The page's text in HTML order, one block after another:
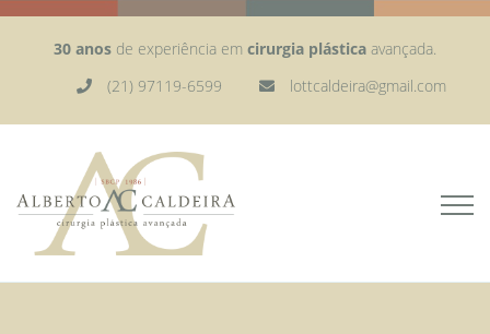
30 anos de experiência em cirurgia plástica avançada.
(21) 97119-6599
lottcaldeira@gmail.com